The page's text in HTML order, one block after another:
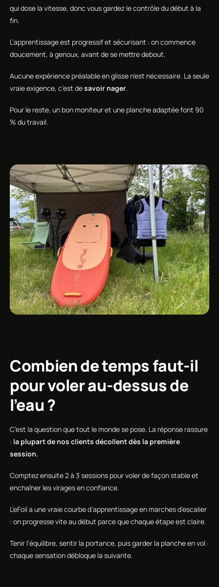
qui dose la vitesse, donc vous gardez le contrôle du début à la
fin.
L’apprentissage est progressif et sécurisant : on commence
doucement, à genoux, avant de se mettre debout.
Aucune expérience préalable en glisse n’est nécessaire. La seule
vraie exigence, c’est desavoir nager.
Pour le reste, un bon moniteur et une planche adaptée font 90
% du travail.
Combien de temps faut-il
pour voler au-dessus de
l’eau ?
C’est la question que tout le monde se pose. La réponse rassure
: la plupart de nos clients décollent dès la première
session.
Comptez ensuite 2 à 3 sessions pour voler de façon stable et
enchaîner les virages en confiance.
L’eFoil a une vraie courbe d’apprentissage en marches d’escalier
: on progresse vite au début parce que chaque étape est claire.
Tenir l’équilibre, sentir la portance, puis garder la planche en vol :
chaque sensation débloque la suivante.